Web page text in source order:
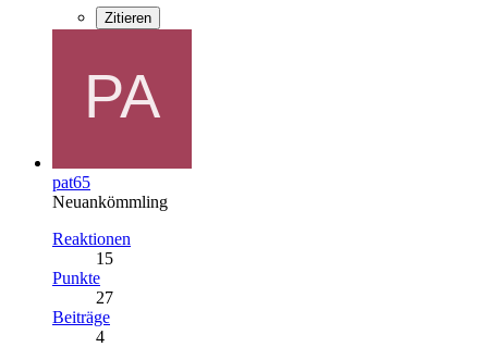
Zitieren
pat65
Neuankömmling
Reaktionen
15
Punkte
27
Beiträge
4